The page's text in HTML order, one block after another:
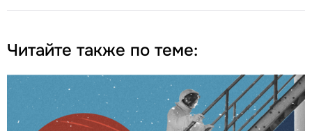
Читайте также по теме: